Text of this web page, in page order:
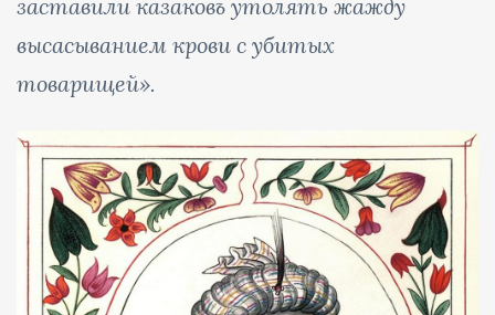
заставили казаковъ утолять жажду
высасыванием крови с убитых
товарищей».